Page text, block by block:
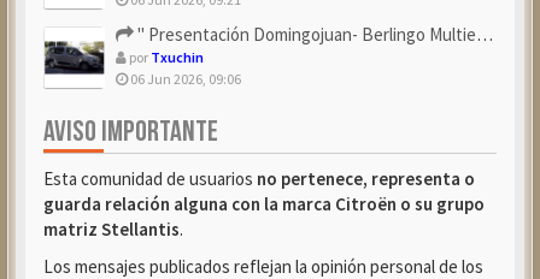
" Presentación Domingojuan- Berlingo Multiespace Blue ...
por Txuchin
06 Jun 2026, 09:06
AVISO IMPORTANTE
Esta comunidad de usuarios no pertenece, representa o
guarda relación alguna con la marca Citroën o su grupo
matriz Stellantis.
Los mensajes publicados reflejan la opinión personal de los